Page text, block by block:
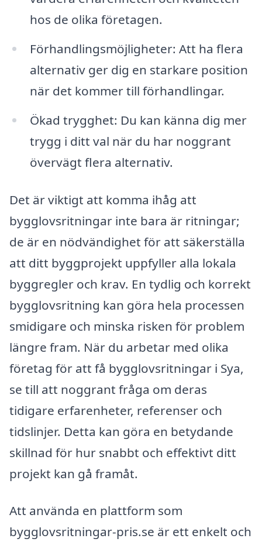
hos de olika företagen.
Förhandlingsmöjligheter: Att ha flera
alternativ ger dig en starkare position
när det kommer till förhandlingar.
Ökad trygghet: Du kan känna dig mer
trygg i ditt val när du har noggrant
övervägt flera alternativ.
Det är viktigt att komma ihåg att
bygglovsritningar inte bara är ritningar;
de är en nödvändighet för att säkerställa
att ditt byggprojekt uppfyller alla lokala
byggregler och krav. En tydlig och korrekt
bygglovsritning kan göra hela processen
smidigare och minska risken för problem
längre fram. När du arbetar med olika
företag för att få bygglovsritningar i Sya,
se till att noggrant fråga om deras
tidigare erfarenheter, referenser och
tidslinjer. Detta kan göra en betydande
skillnad för hur snabbt och effektivt ditt
projekt kan gå framåt.
Att använda en plattform som
bygglovsritningar-pris.se är ett enkelt och